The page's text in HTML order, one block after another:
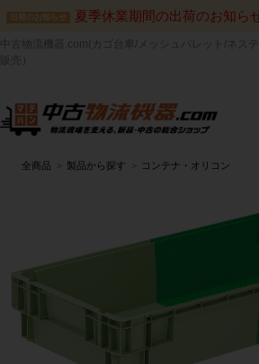
出荷のお知らせ 夏季休業期間の出荷のお知ら
中古物流機器.com(カゴ台車/メッシュパレット/ネス
全商品 製品から探す コンテナ・オリコン